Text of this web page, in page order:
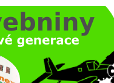
Přejít k